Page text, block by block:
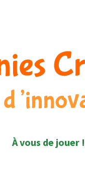
À vous de jouer !